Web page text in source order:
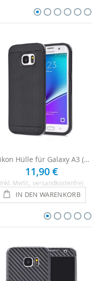
Silikon Hülle für Galaxy A3 (2017) - Schwarz
11,90 €
Inkl. MwSt. , versandkostenfrei
IN DEN WARENKORB